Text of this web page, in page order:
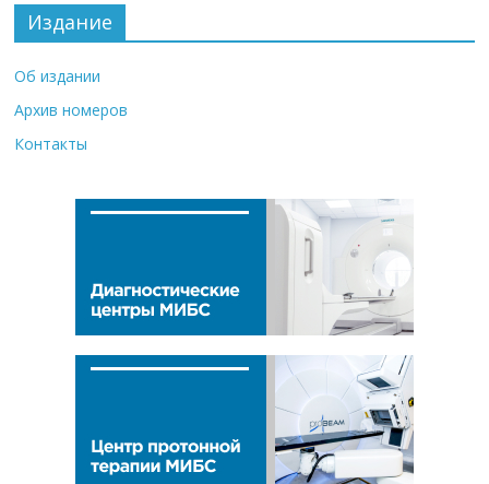
Издание
Об издании
Архив номеров
Контакты